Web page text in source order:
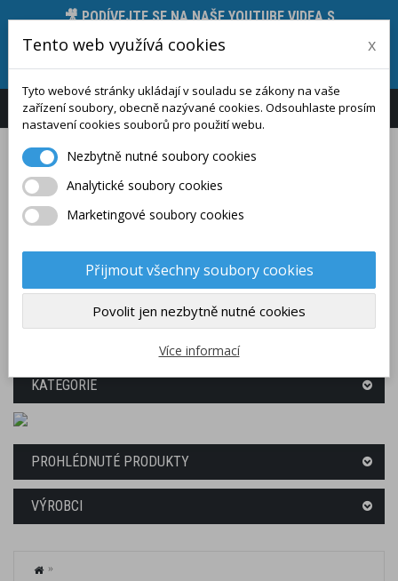
🎥 PODÍVEJTE SE NA NAŠE YOUTUBE VIDEA S
PŘEDSTAVENÍM MĚŘICÍCH PŘÍSTROJŮ, JEJICH
FUNKCÍ A TECHNICKÝCH PARAMETRŮ 🛠️, STAČÍ
KLIKNOUT ZDE.
Přihlášení Zákaznický účet
(PRÁZDNÝ)
KATEGORIE
PROHLÉDNUTÉ PRODUKTY
VÝROBCI
Tento web využívá cookies x
Tyto webové stránky ukládají v souladu se zákony na vaše
zařízení soubory, obecně nazývané cookies. Odsouhlaste prosím
nastavení cookies souborů pro použití webu.
Nezbytně nutné soubory cookies
Analytické soubory cookies
Marketingové soubory cookies
Přijmout všechny soubory cookies
Povolit jen nezbytně nutné cookies
Více informací